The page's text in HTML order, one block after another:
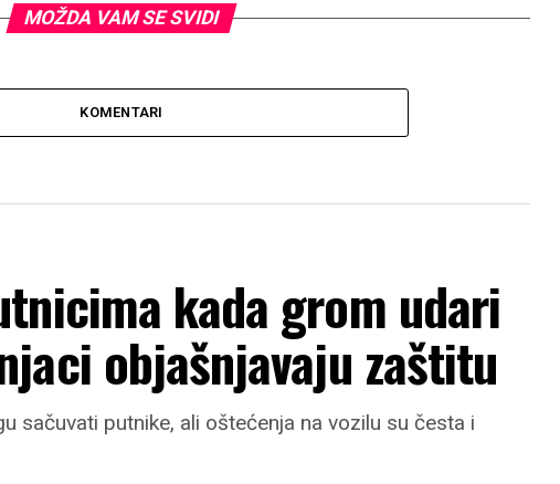
MOŽDA VAM SE SVIDI
KOMENTARI
kada grom udari
objašnjavaju zaštitu
sačuvati putnike, ali oštećenja na vozilu su česta i